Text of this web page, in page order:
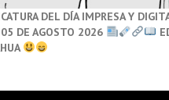
DEL DÍA IMPRESA Y
05 DE AGOSTO 2026